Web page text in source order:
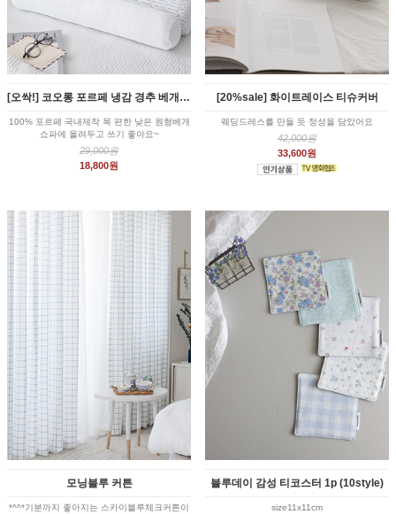
[오싹!] 코오롱 포르페 냉감 경추 베개커버 낮은 원형 목베개
100% 포르페 국내제작 목 편한 낮은 원형베개
쇼파에 올려두고 쓰기 좋아요~
29,000원
18,800원
[20%sale] 화이트레이스 티슈커버
웨딩드레스를 만들 듯 정성을 담았어요
42,000원
33,600원
모닝블루 커튼
*^^*기분까지 좋아지는 스카이블루체크커튼이
블루데이 감성 티코스터 1p (10style)
size11x11cm